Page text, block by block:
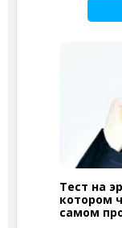
Тест на
котором
самом